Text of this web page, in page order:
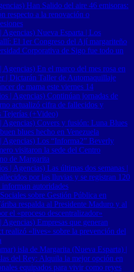
Han Salido del aire 46 emisoras:
respecto a la renovación o
Nueva Esparta | Los
El 1er Congreso del Ají margariteño
Corporativa de Sigo fue todo un
En el marco del mes rosa en
| Dictarán Taller de Automaquillaje
de mama este viernes 14
| Agencias) Continúan jornadas de
actualizó cifra de fallecidos y
Tejerías (+Video)
Agencias) Covers y fusión: Luna Blues
blues hecho en Venezuela
Agencias) Los “Informa2” Beverly
visitaron la sede del Centro
de Margarita
| Agencias) Las últimas dos semanas |
por las lluvias y se registran 120
autoridades
sobre Gestión Pública en
respalda al Presidente Maduro y al
el «proceso descentralizador»
Empresas que generan
realizó «lives» sobre la prevención del
isla de Margarita (Nueva Esparta) |
del Rey: Alquila la mejor opción en
equipados para vivir como reyes